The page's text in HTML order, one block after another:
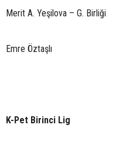
Merit A. Yeşilova – G. Birliği
Emre Öztaşlı
K-Pet Birinci Lig